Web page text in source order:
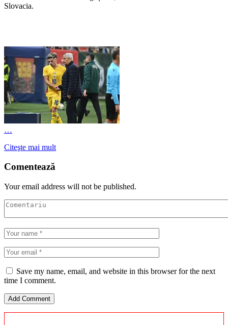
Slovacia.
…
Citeşte mai mult
Comentează
Your email address will not be published.
Save my name, email, and website in this browser for the next
time I comment.